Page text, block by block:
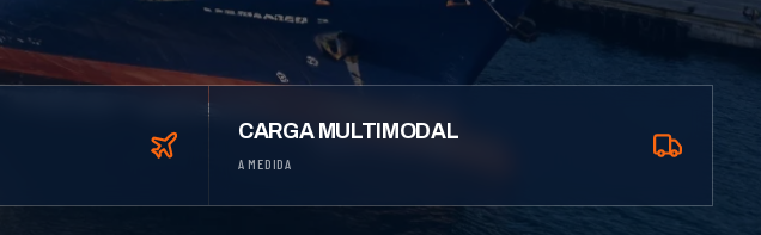
CARGA MULTIMODAL
A MEDIDA